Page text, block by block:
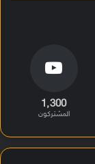
1٬300
المشتركون